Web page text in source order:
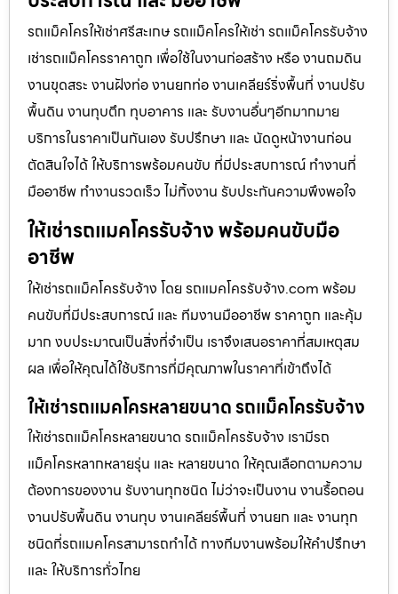
รถแม็คโครให้เช่าศรีสะเกษ รถแม็คโครให้เช่า รถแม็คโครรับจ้าง
เช่ารถแม็คโครราคาถูก เพื่อใช้ในงานก่อสร้าง หรือ งานถมดิน
งานขุดสระ งานฝังท่อ งานยกท่อ งานเคลียร์ริ่งพื้นที่ งานปรับ
พื้นดิน งานทุบตึก ทุบอาคาร และ รับงานอื่นๆอีกมากมาย
บริการในราคาเป็นกันเอง รับปรึกษา และ นัดดูหน้างานก่อน
ตัดสินใจได้ ให้บริการพร้อมคนขับ ที่มีประสบการณ์ ทำงานที่
มืออาชีพ ทำงานรวดเร็ว ไม่ทิ้งงาน รับประกันความพึงพอใจ
ให้เช่ารถแมคโครรับจ้าง พร้อมคนขับมือ
อาชีพ
ให้เช่ารถแม็คโครรับจ้าง โดย รถแมคโครรับจ้าง.com พร้อม
คนขับที่มีประสบการณ์ และ ทีมงานมืออาชีพ ราคาถูก และคุ้ม
มาก งบประมาณเป็นสิ่งที่จำเป็น เราจึงเสนอราคาที่สมเหตุสม
ผล เพื่อให้คุณได้ใช้บริการที่มีคุณภาพในราคาที่เข้าถึงได้
ให้เช่ารถแมคโครหลายขนาด รถแม็คโครรับจ้าง
ให้เช่ารถแม็คโครหลายขนาด รถแม็คโครรับจ้าง เรามีรถ
แม็คโครหลากหลายรุ่น และ หลายขนาด ให้คุณเลือกตามความ
ต้องการของงาน รับงานทุกชนิด ไม่ว่าจะเป็นงาน งานรื้อถอน
งานปรับพื้นดิน งานทุบ งานเคลียร์พื้นที่ งานยก และ งานทุก
ชนิดที่รถแมคโครสามารถทำได้ ทางทีมงานพร้อมให้คำปรึกษา
และ ให้บริการทั่วไทย